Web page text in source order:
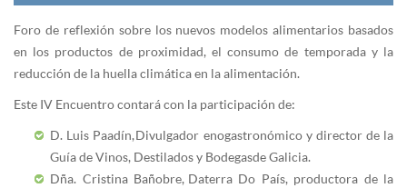
Foro de reflexión sobre los nuevos modelos alimentarios basados
en los productos de proximidad, el consumo de temporada y la
reducción de la huella climática en la alimentación.
Este IV Encuentro contará con la participación de:
D. Luis Paadín, Divulgador enogastronómico y director de la
Guía de Vinos, Destilados y Bodegas de Galicia.
Dña. Cristina Bañobre, Daterra Do País, productora de la